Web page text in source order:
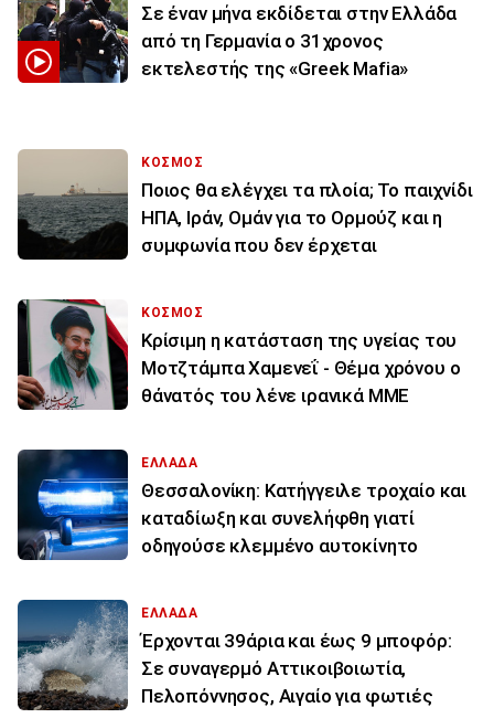
Σε έναν μήνα εκδίδεται στην Ελλάδα
από τη Γερμανία ο 31χρονος
εκτελεστής της «Greek Mafia»
ΚΟΣΜΟΣ
Ποιος θα ελέγχει τα πλοία; Το παιχνίδι
ΗΠΑ, Ιράν, Ομάν για το Ορμούζ και η
συμφωνία που δεν έρχεται
ΚΟΣΜΟΣ
Κρίσιμη η κατάσταση της υγείας του
Μοτζτάμπα Χαμενεΐ - Θέμα χρόνου ο
θάνατός του λένε ιρανικά ΜΜΕ
ΕΛΛΑΔΑ
Θεσσαλονίκη: Κατήγγειλε τροχαίο και
καταδίωξη και συνελήφθη γιατί
οδηγούσε κλεμμένο αυτοκίνητο
ΕΛΛΑΔΑ
Έρχονται 39άρια και έως 9 μποφόρ:
Σε συναγερμό Αττικοιβοιωτία,
Πελοπόννησος, Αιγαίο για φωτιές